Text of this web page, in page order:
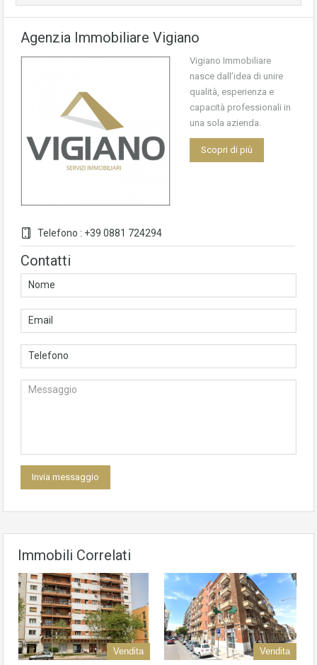
Agenzia Immobiliare Vigiano
Telefono : +39 0881 724294
Vigiano Immobiliare
nasce dall’idea di unire
qualità, esperienza e
capacità professionali in
una sola azienda.
Scopri di più
Contatti
Immobili Correlati
Vendita Vendita